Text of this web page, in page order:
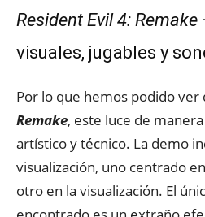
Resident Evil 4: Remake
visuales, jugables y
Por lo que hemos podido ver
Remake, este luce de
artístico y técnico. La demo
visualización, uno centrado
otro en la visualización. El